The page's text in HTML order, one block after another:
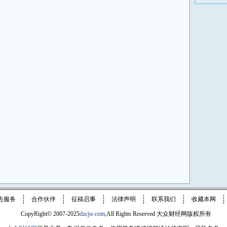
服务 合作伙伴 征稿启事 法律声明 联系我们 收藏本网
CopyRight© 2007-2025dzcjw.com,All Rights Reserved 大众财经网版权所有